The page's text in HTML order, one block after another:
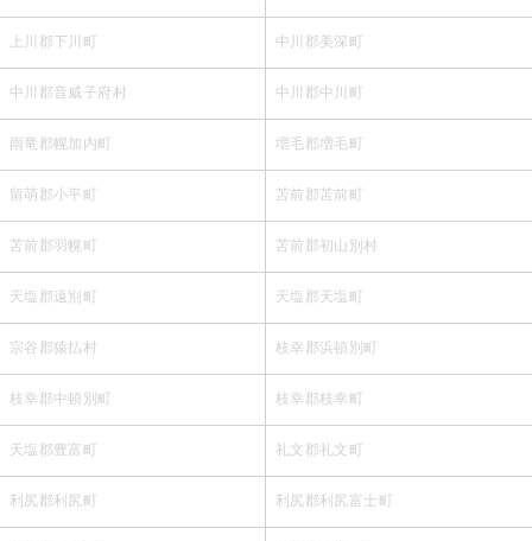
上川郡下川町 中川郡美深町
中川郡音威子府村 中川郡中川町
雨竜郡幌加内町 増毛郡増毛町
留萌郡小平町 苫前郡苫前町
苫前郡羽幌町 苫前郡初山別村
天塩郡遠別町 天塩郡天塩町
宗谷郡猿払村 枝幸郡浜頓別町
枝幸郡中頓別町 枝幸郡枝幸町
天塩郡豊富町 礼文郡礼文町
利尻郡利尻町 利尻郡利尻富士町